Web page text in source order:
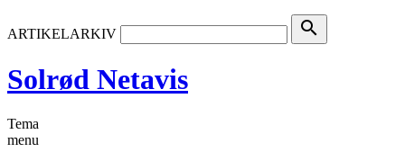
ARTIKELARKIV search
Solrød Netavis
Tema
menu